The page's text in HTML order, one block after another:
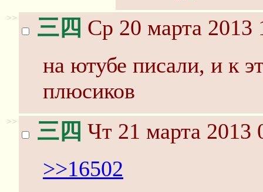
>> 三四 Ср 20 марта 2013
на ютубе писали, и к
плюсиков
>> 三四 Чт 21 марта 2013
>>16502